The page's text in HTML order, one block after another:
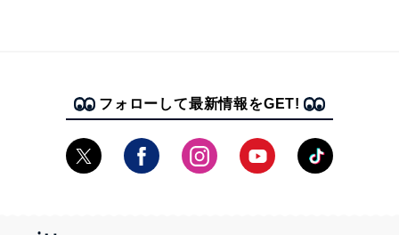
フォローして最新情報をGET!